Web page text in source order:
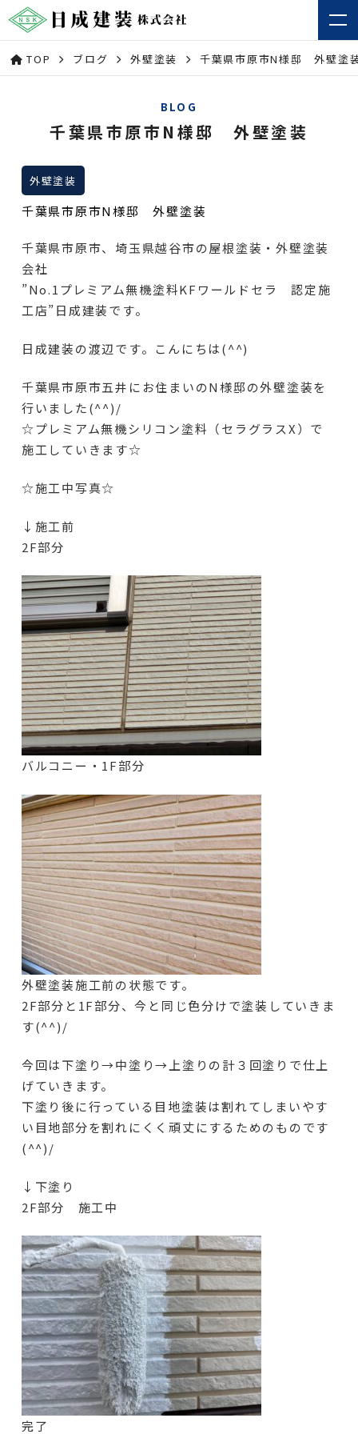
TOP ブログ 外壁塗装 千葉県市原市N様邸 外壁塗
BLOG
千葉県市原市N様邸 外壁塗装
外壁塗装
千葉県市原市N様邸 外壁塗装
千葉県市原市、埼玉県越谷市の屋根塗装・外壁塗装
会社
”No.1プレミアム無機塗料KFワールドセラ 認定施
工店”日成建装です。
日成建装の渡辺です。こんにちは(^^)
千葉県市原市五井にお住まいのN様邸の外壁塗装を
行いました(^^)/
☆プレミアム無機シリコン塗料（セラグラスX）で
施工していきます☆
☆施工中写真☆
↓施工前
2F部分
バルコニー・1F部分
外壁塗装施工前の状態です。
2F部分と1F部分、今と同じ色分けで塗装していきま
す(^^)/
今回は下塗り→中塗り→上塗りの計３回塗りで仕上
げていきます。
下塗り後に行っている目地塗装は割れてしまいやす
い目地部分を割れにくく頑丈にするためのものです
(^^)/
↓下塗り
2F部分 施工中
完了